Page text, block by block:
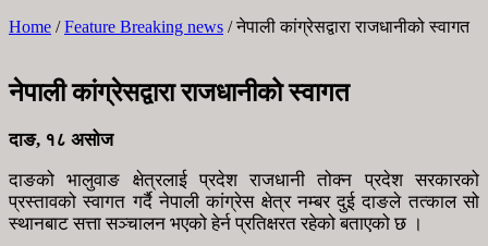
Home /Feature Breaking news /नेपाली कांग्रेसद्वारा राजधानीको स्वागत
नेपाली कांग्रेसद्वारा राजधानीको स्वागत
दाङ, १८ असोज
दाङको भालुवाङ क्षेत्रलाई प्रदेश राजधानी तोक्न प्रदेश सरकारको
प्रस्तावको स्वागत गर्दै नेपाली कांग्रेस क्षेत्र नम्बर दुई दाङले तत्काल सो
स्थानबाट सत्ता सञ्चालन भएको हेर्न प्रतिक्षरत रहेको बताएको छ ।